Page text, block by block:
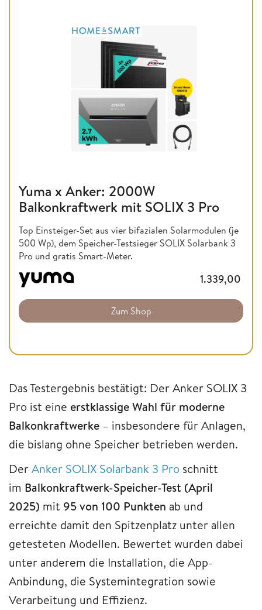
Yuma x Anker: 2000W
Balkonkraftwerk mit SOLIX 3 Pro
Top Einsteiger-Set aus vier bifazialen Solarmodulen (je
500 Wp), dem Speicher-Testsieger SOLIX Solarbank 3
Pro und gratis Smart-Meter.
1.339,00
Zum Shop
Das Testergebnis bestätigt: Der Anker SOLIX 3
Pro ist eine erstklassige Wahl für moderne
Balkonkraftwerke – insbesondere für Anlagen,
die bislang ohne Speicher betrieben werden.
DerAnker SOLIX Solarbank 3 Pro schnitt
im Balkonkraftwerk-Speicher-Test (April
2025) mit 95 von 100 Punkten ab und
erreichte damit den Spitzenplatz unter allen
getesteten Modellen. Bewertet wurden dabei
unter anderem die Installation, die App-
Anbindung, die Systemintegration sowie
Verarbeitung und Effizienz.